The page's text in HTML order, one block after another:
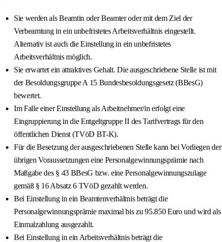
Sie werden als Beamtin oder Beamter oder mit dem Ziel der
Verbeamtung in ein unbefristetes Arbeitsverhältnis eingestellt.
Alternativ ist auch die Einstellung in ein unbefristetes
Arbeitsverhältnis möglich.
Sie erwartet ein attraktives Gehalt. Die ausgeschriebene Stelle ist mit
der Besoldungsgruppe A 15 Bundesbesoldungsgesetz (BBesG)
bewertet.
Im Falle einer Einstellung als Arbeitnehmer/in erfolgt eine
Eingruppierung in die Entgeltgruppe II des Tarifvertrags für den
öffentlichen Dienst (TVöD BT-K).
Für die Besetzung der ausgeschriebenen Stelle kann bei Vorliegen der
übrigen Voraussetzungen eine Personalgewinnungsprämie nach
Maßgabe des § 43 BBesG bzw. eine Personalgewinnungszulage
gemäß § 16 Absatz 6 TVöD gezahlt werden.
Bei Einstellung in ein Beamtenverhältnis beträgt die
Personalgewinnungsprämie maximal bis zu 95.850 Euro und wird als
Einmalzahlung ausgezahlt.
Bei Einstellung in ein Arbeitsverhältnis beträgt die